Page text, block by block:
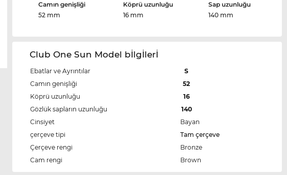
Camın genişliği
52 mm
Köprü uzunluğu
16 mm
Sap uzunluğu
140 mm
Club One Sun Model bİlgİlerİ
Ebatlar ve Ayrıntılar
S
Camın genişliği
52
Köprü uzunluğu
16
Gözlük sapların uzunluğu
140
Cinsiyet
Bayan
çerçeve tipi
Tam çerçeve
Çerçeve rengi
Bronze
Cam rengi
Brown